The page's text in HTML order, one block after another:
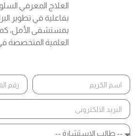
بفاعلية في تطوير
بمستشفى الأمل،
العلمية المتخصصة